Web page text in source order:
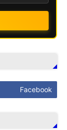
Facebook